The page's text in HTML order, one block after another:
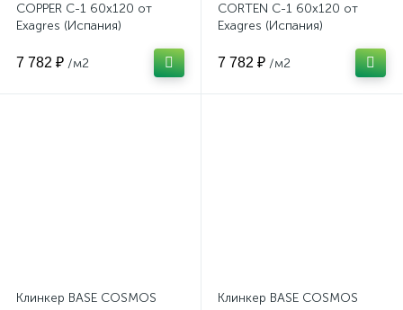
COPPER C-1 60x120 от
Exagres (Испания)
7 782 ₽ /м2
CORTEN C-1 60x120 от
Exagres (Испания)
7 782 ₽ /м2
Клинкер BASE COSMOS
Клинкер BASE COSMOS